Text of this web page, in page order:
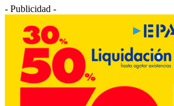
- Publicidad -